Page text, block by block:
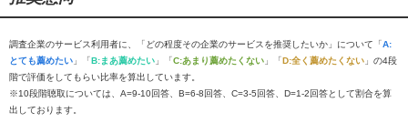
調査企業のサービス利用者に、「どの程度その企業のサービスを推奨したいか」について「A:
とても薦めたい 」「B:まあ薦めたい 」「C:あまり薦めたくない 」「D:全く薦めたくない 」の4段
階で評価をしてもらい比率を算出しています。
※10段階聴取については、A=9-10回答、B=6-8回答、C=3-5回答、D=1-2回答として割合を算
出しております。